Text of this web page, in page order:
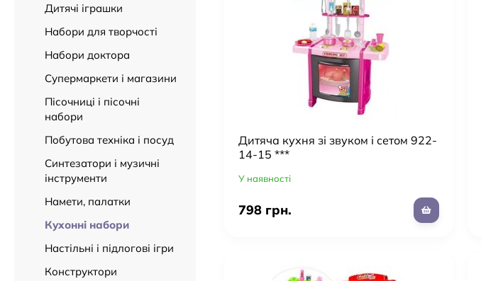
Дитяча кухня зі звуком і сетом 922-
14-15 ***
У наявності
798 грн.
Дитячі іграшки
Набори для творчості
Набори доктора
Супермаркети і магазини
Пісочниці і пісочні
набори
Побутова техніка і посуд
Синтезатори і музичні
інструменти
Намети, палатки
Кухонні набори
Настільні і підлогові ігри
Конструктори